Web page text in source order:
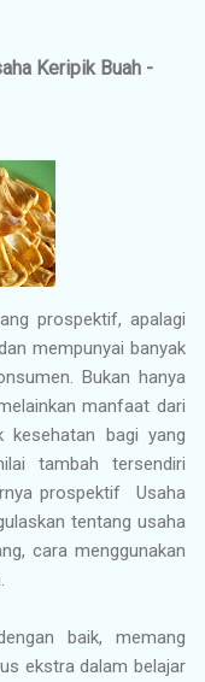
Keripik Buah -
prospektif, apalagi
mempunyai banyak
Bukan hanya
manfaat dari
kesehatan bagi yang
tambah tersendiri
prospektif Usaha
tentang usaha
cara menggunakan
baik, memang
ekstra dalam belajar